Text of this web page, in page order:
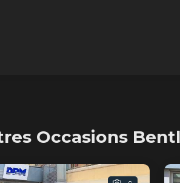
Occasions